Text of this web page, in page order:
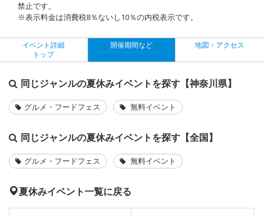
禁止です。
※表示料金は消費税8％ないし10％の内税表示です。
イベント詳細
トップ
開催期間など 地図・アクセス
同じジャンルの夏休みイベントを探す【神奈川県】
グルメ・フードフェス 無料イベント
同じジャンルの夏休みイベントを探す【全国】
グルメ・フードフェス 無料イベント
夏休みイベント一覧に戻る